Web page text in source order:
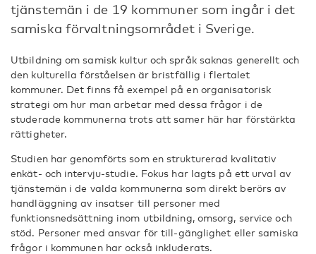
tjänstemän i de 19 kommuner som ingår i det
samiska förvaltningsområdet i Sverige.
Utbildning om samisk kultur och språk saknas generellt och
den kulturella förståelsen är bristfällig i flertalet
kommuner. Det finns få exempel på en organisatorisk
strategi om hur man arbetar med dessa frågor i de
studerade kommunerna trots att samer här har förstärkta
rättigheter.
Studien har genomförts som en strukturerad kvalitativ
enkät- och intervju-studie. Fokus har lagts på ett urval av
tjänstemän i de valda kommunerna som direkt berörs av
handläggning av insatser till personer med
funktionsnedsättning inom utbildning, omsorg, service och
stöd. Personer med ansvar för till-gänglighet eller samiska
frågor i kommunen har också inkluderats.